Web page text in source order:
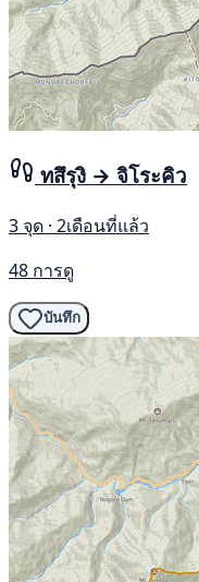
ทสึรุงิ → จิโระคิว
3 จุด · 2เดือนที่แล้ว
48 การดู
บันทึก